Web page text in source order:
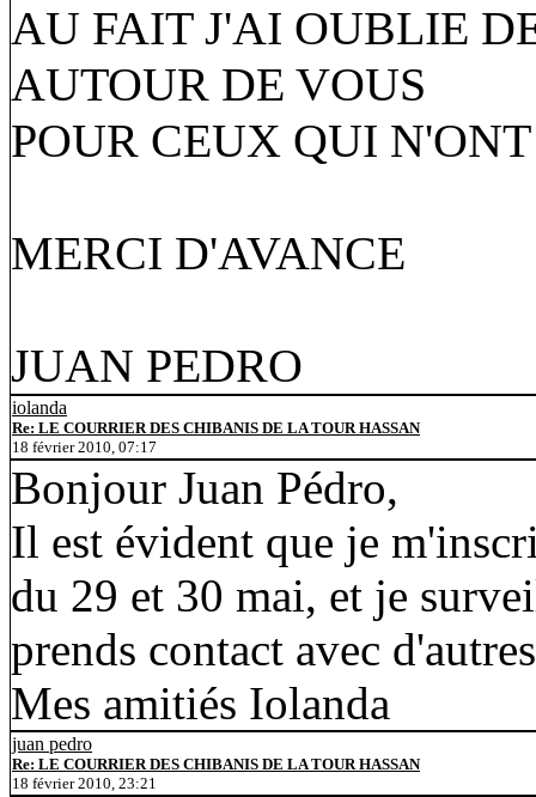
AU FAIT J'AI OUBLIE
AUTOUR DE VOUS
POUR CEUX QUI
MERCI D'AVANCE
JUAN PEDRO
iolanda
Re: LE COURRIER DES CHIBANIS DE LA TOUR HASSAN
18 février 2010, 07:17
Bonjour Juan Pédro,
Il est évident que je
du 29 et 30 mai, et je
prends contact avec
Mes amitiés Iolanda
juan pedro
Re: LE COURRIER DES CHIBANIS DE LA TOUR HASSAN
18 février 2010, 23:21